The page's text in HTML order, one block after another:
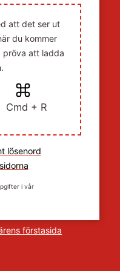
att det ser ut
du kommer
pröva att ladda
Cmd + R
lösenord
i vår
förstasida